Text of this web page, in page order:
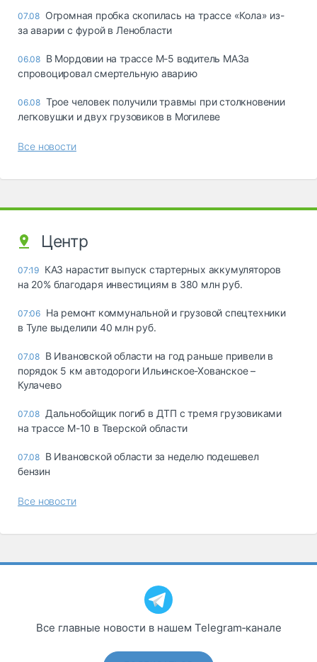
07.08 Огромная пробка скопилась на трассе «Кола» из-
за аварии с фурой в Ленобласти
06.08 В Мордовии на трассе М-5 водитель МАЗа
спровоцировал смертельную аварию
06.08 Трое человек получили травмы при столкновении
легковушки и двух грузовиков в Могилеве
Все новости
Центр
07:19 КАЗ нарастит выпуск стартерных аккумуляторов
на 20% благодаря инвестициям в 380 млн руб.
07:06 На ремонт коммунальной и грузовой спецтехники
в Туле выделили 40 млн руб.
07.08 В Ивановской области на год раньше привели в
порядок 5 км автодороги Ильинское-Хованское –
Кулачево
07.08 Дальнобойщик погиб в ДТП с тремя грузовиками
на трассе М-10 в Тверской области
07.08 В Ивановской области за неделю подешевел
бензин
Все новости
Все главные новости в нашем Telegram‑канале